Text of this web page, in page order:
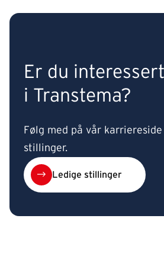
Er du
i Transtema?
Følg med på vår
stillinger.
Ledige stillinger